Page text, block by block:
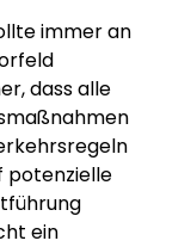
immer an
dass alle
potenzielle
ein